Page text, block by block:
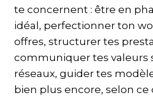
te concernent : être en
idéal, perfectionner ton
offres, structurer tes
communiquer tes valeurs
réseaux, guider tes
bien plus encore, selon ce